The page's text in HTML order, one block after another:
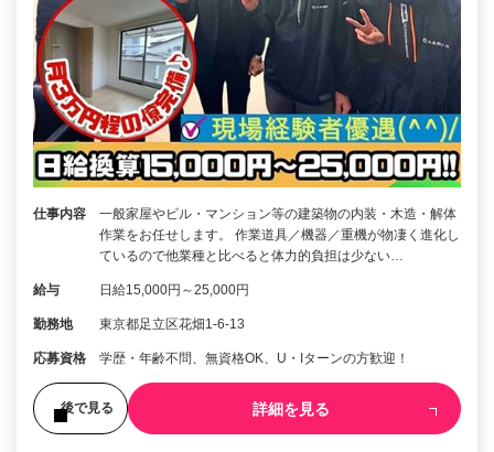
仕事内容
一般家屋やビル・マンション等の建築物の内装・木造・解体
作業をお任せします。 作業道具／機器／重機が物凄く進化し
ているので他業種と比べると体力的負担は少ない…
給与 日給15,000円～25,000円
勤務地 東京都足立区花畑1-6-13
応募資格 学歴・年齢不問、無資格OK、U・Iターンの方歓迎！
後で見る 詳細を見る